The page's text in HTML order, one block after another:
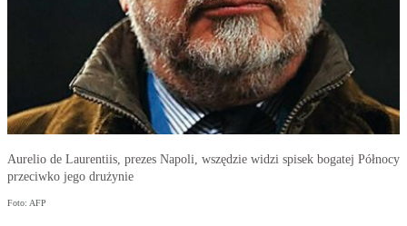
Aurelio de Laurentiis, prezes Napoli, wszędzie widzi spisek bogatej Północy
przeciwko jego drużynie
Foto: AFP